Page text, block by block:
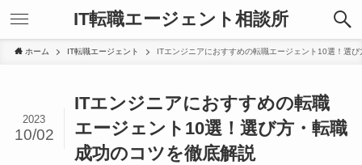
IT転職エージェント相談所
ホーム IT転職エージェント ITエンジニアにおすすめの転職エージェント10選！選
ITエンジニアにおすすめの転職
エージェント10選！選び方・転職
成功のコツを徹底解説
2023
10/02